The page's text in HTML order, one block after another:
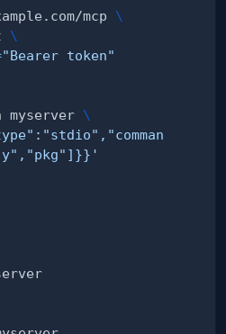
mcp \
\
"Bearer token"
myserver \